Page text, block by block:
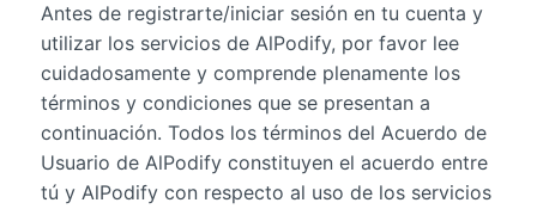
Antes de registrarte/iniciar sesión en tu cuenta y
utilizar los servicios de AlPodify, por favor lee
cuidadosamente y comprende plenamente los
términos y condiciones que se presentan a
continuación. Todos los términos del Acuerdo de
Usuario de AlPodify constituyen el acuerdo entre
tú y AlPodify con respecto al uso de los servicios